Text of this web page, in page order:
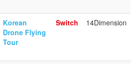
Korean
Drone Flying
Tour
Switch 14Dimension